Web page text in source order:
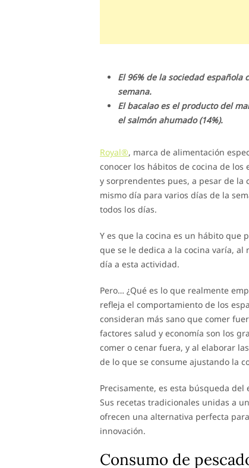
El 96% de la sociedad española
semana.
El bacalao es el producto del
el salmón ahumado (14%).
Royal®, marca de alimentación
conocer los hábitos de cocina de los
y sorprendentes pues, a pesar de
mismo día para varios días de la
todos los días.
Y es que la cocina es un hábito que
que se le dedica a la cocina varía, al
día a esta actividad.
Pero… ¿Qué es lo que realmente
refleja el comportamiento de los
consideran más sano que comer
factores salud y economía son los
comer o cenar fuera, y al elaborar
de lo que se consume ajustando la
Precisamente, es esta búsqueda
Sus recetas tradicionales unidas a
ofrecen una alternativa perfecta
innovación.
Consumo de